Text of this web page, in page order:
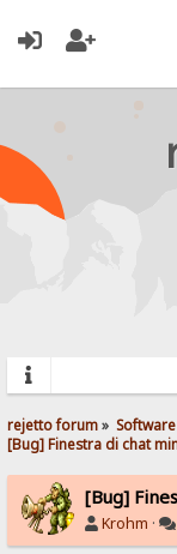
rejetto forum» Software
[Bug] Finestra di chat
[Bug]
Krohm ·